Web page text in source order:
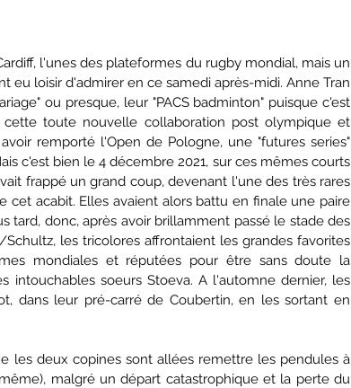
l'unes des plateformes du rugby mondial, mais un
eu loisir d'admirer en ce samedi après-midi. Anne Tran
ou presque, leur "PACS badminton" puisque c'est
toute nouvelle collaboration post olympique et
remporté l'Open de Pologne, une "futures series"
c'est bien le 4 décembre 2021, sur ces mêmes courts
frappé un grand coup, devenant l'une des très rares
acabit. Elles avaient alors battu en finale une paire
tard, donc, après avoir brillamment passé le stade des
Schultz, les tricolores affrontaient les grandes favorites
mondiales et réputées pour être sans doute la
intouchables soeurs Stoeva. A l'automne dernier, les
dans leur pré-carré de Coubertin, en les sortant en
les deux copines sont allées remettre les pendules à
malgré un départ catastrophique et la perte du